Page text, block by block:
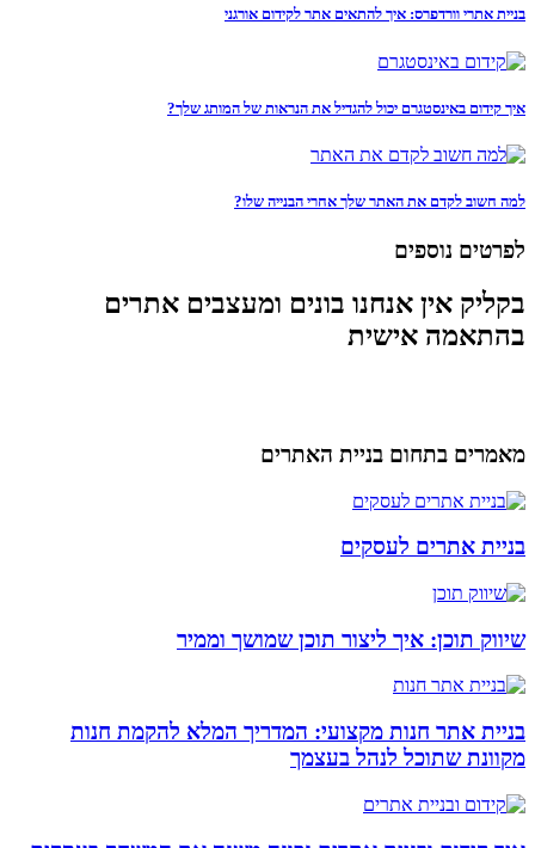
בניית אתרי וורדפרס: איך להתאים אתר לקידום אורגני
איך קידום באינסטגרם יכול להגדיל את הנראות של המותג שלך?
למה חשוב לקדם את האתר שלך אחרי הבנייה שלו?
לפרטים נוספים
בקליק אין אנחנו בונים ומעצבים אתרים
בהתאמה אישית
מאמרים בתחום בניית האתרים
בניית אתרים לעסקים
שיווק תוכן: איך ליצור תוכן שמושך וממיר
בניית אתר חנות מקצועי: המדריך המלא להקמת חנות
מקוונת שתוכל לנהל בעצמך